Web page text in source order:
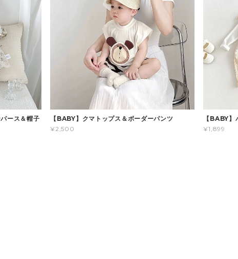
ース＆帽子
【BABY】クマトップス＆ボーダーパンツ
¥2,500
【BABY
¥1,899